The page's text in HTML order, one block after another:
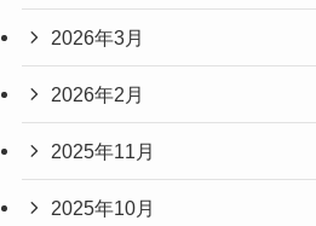
2026年3月
2026年2月
2025年11月
2025年10月